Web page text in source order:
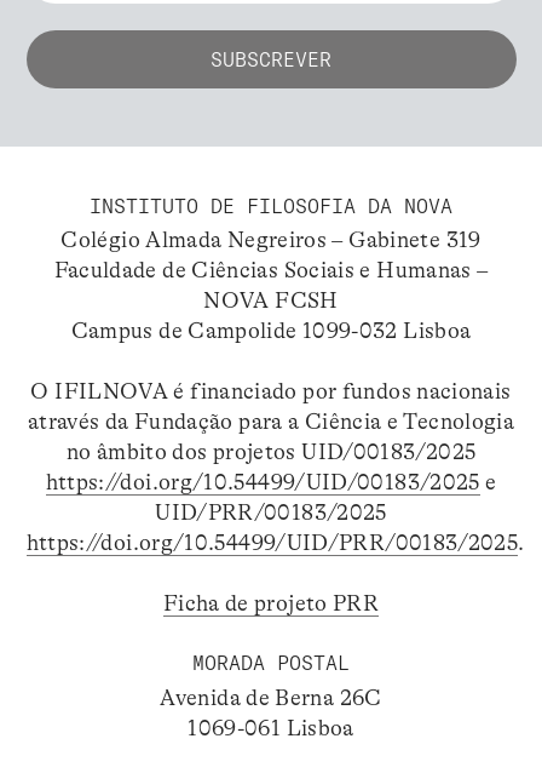
INSTITUTO DE FILOSOFIA DA NOVA
Colégio Almada Negreiros – Gabinete 319
Faculdade de Ciências Sociais e Humanas –
NOVA FCSH
Campus de Campolide 1099-032 Lisboa
O IFILNOVA é financiado por fundos nacionais
através da Fundação para a Ciência e Tecnologia
no âmbito dos projetos UID/00183/2025
https://doi.org/10.54499/UID/00183/2025 e
UID/PRR/00183/2025
https://doi.org/10.54499/UID/PRR/00183/2025.
Ficha de projeto PRR
MORADA POSTAL
Avenida de Berna 26C
1069-061 Lisboa